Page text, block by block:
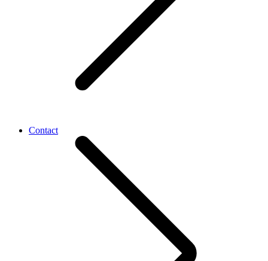
Contact